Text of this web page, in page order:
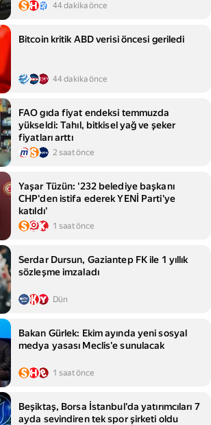
44 dakika önce
Bitcoin kritik ABD verisi öncesi geriledi
44 dakika önce
FAO gıda fiyat endeksi temmuzda
yükseldi: Tahıl, bitkisel yağ ve şeker
fiyatları arttı
2 saat önce
Yaşar Tüzün: '232 belediye başkanı
CHP'den istifa ederek YENİ Parti'ye
katıldı'
1 saat önce
Serdar Dursun, Gaziantep FK ile 1 yıllık
sözleşme imzaladı
Dün
Bakan Gürlek: Ekim ayında yeni sosyal
medya yasası Meclis'e sunulacak
1 saat önce
Beşiktaş, Borsa İstanbul'da yatırımcıları 7
ayda sevindiren tek spor şirketi oldu